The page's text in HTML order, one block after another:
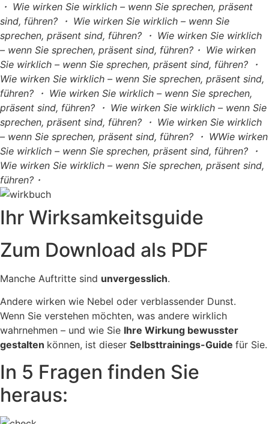
・ Wie wirken Sie wirklich – wenn Sie sprechen, präsent
sind, führen? ・ Wie wirken Sie wirklich – wenn Sie
sprechen, präsent sind, führen? ・ Wie wirken Sie wirklich
– wenn Sie sprechen, präsent sind, führen?・ Wie wirken
Sie wirklich – wenn Sie sprechen, präsent sind, führen? ・
Wie wirken Sie wirklich – wenn Sie sprechen, präsent sind,
führen? ・ Wie wirken Sie wirklich – wenn Sie sprechen,
präsent sind, führen? ・ Wie wirken Sie wirklich – wenn Sie
sprechen, präsent sind, führen? ・ Wie wirken Sie wirklich
– wenn Sie sprechen, präsent sind, führen? ・ WWie wirken
Sie wirklich – wenn Sie sprechen, präsent sind, führen? ・
Wie wirken Sie wirklich – wenn Sie sprechen, präsent sind,
führen?・
Ihr Wirksamkeitsguide
Zum Download als PDF
Manche Auftritte sind unvergesslich.
Andere wirken wie Nebel oder verblassender Dunst.
Wenn Sie verstehen möchten, was andere wirklich
wahrnehmen – und wie Sie Ihre Wirkung bewusster
gestalten können, ist dieser Selbsttrainings-Guide für Sie.
In 5 Fragen finden Sie
heraus: